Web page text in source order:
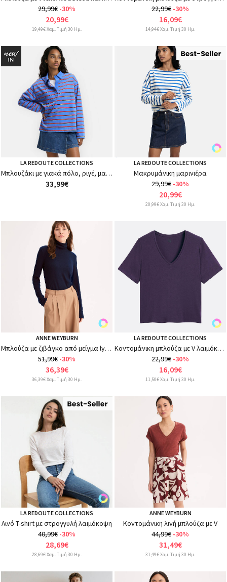
29,99€ -30%
20,99€
19,49€ Χαμ. Τιμή 30 Ημ.
22,99€ -30%
16,09€
14,94€ Χαμ. Τιμή 30 Ημ.
LA REDOUTE COLLECTIONS
Μπλουζάκι με γιακά πόλο, ριγέ, μακριά μανίκια
33,99€
LA REDOUTE COLLECTIONS
Μακρυμάνικη μαρινιέρα
29,99€ -30%
20,99€
20,99€ Χαμ. Τιμή 30 Ημ.
ANNE WEYBURN
Μπλούζα με ζιβάγκο από μείγμα lyocell, μακρυμάνικη
51,99€ -30%
36,39€
36,39€ Χαμ. Τιμή 30 Ημ.
LA REDOUTE COLLECTIONS
Κοντομάνικη μπλούζα με V λαιμόκοψη
22,99€ -30%
16,09€
11,50€ Χαμ. Τιμή 30 Ημ.
LA REDOUTE COLLECTIONS
Λινό T-shirt με στρογγυλή λαιμόκοψη
40,99€ -30%
28,69€
28,69€ Χαμ. Τιμή 30 Ημ.
ANNE WEYBURN
Κοντομάνικη λινή μπλούζα με V
44,99€ -30%
31,49€
31,49€ Χαμ. Τιμή 30 Ημ.